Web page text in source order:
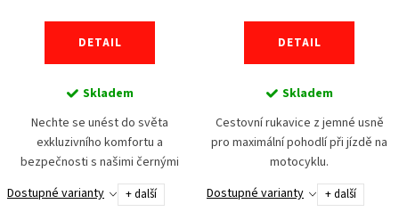
DETAIL
Skladem
Nechte se unést do světa
exkluzivního komfortu a
bezpečnosti s našimi černými
motocyklovými rukavicemi z pravé
telecí kůže. Klouby jsou chráněny
Dostupné varianty + další
DETAIL
Skladem
Cestovní rukavice z jemné usně
pro maximální pohodlí při jízdě na
motocyklu.
Dostupné varianty
+ další